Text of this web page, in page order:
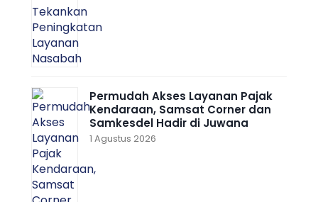
Permudah Akses Layanan Pajak
Kendaraan, Samsat Corner dan
Samkesdel Hadir di Juwana
1 Agustus 2026